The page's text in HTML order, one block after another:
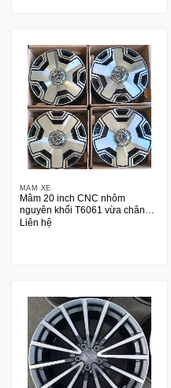
MÂM XE
Mâm 20 inch CNC nhôm
nguyên khối T6061 vừa chân
Mer, Audi
Liên hệ